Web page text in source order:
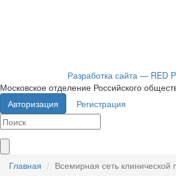
Разработка сайта — RED
Московское отделение Российского
Авторизация
Регистрация
Главная Всемирная сеть клинической